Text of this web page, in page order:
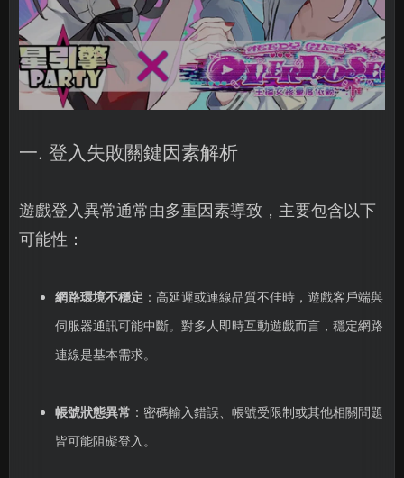
一. 登入失敗關鍵因素解析
遊戲登入異常通常由多重因素導致，主要包含以下
可能性：
網路環境不穩定 ：高延遲或連線品質不佳時，遊戲客戶端與
伺服器通訊可能中斷。對多人即時互動遊戲而言，穩定網路
連線是基本需求。
帳號狀態異常 ：密碼輸入錯誤、帳號受限制或其他相關問題
皆可能阻礙登入。